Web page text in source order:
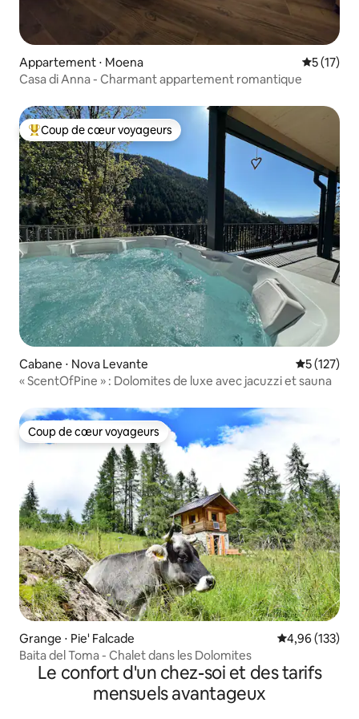
Appartement ⋅ Moena
5 (17)
Casa di Anna - Charmant appartement romantique
Coups de cœur voyageurs les plus appréciés
Coup de cœur voyageurs
Cabane ⋅ Nova Levante Évaluation
5 (127)
« ScentOfPine » : Dolomites de luxe avec jacuzzi et sauna
Coup de cœur voyageurs
Coup de cœur voyageurs
Grange ⋅ Pie' Falcade Évaluation
4,96 (133)
Baita del Toma - Chalet dans les Dolomites
Le confort d'un chez-soi et des tarifs
mensuels avantageux